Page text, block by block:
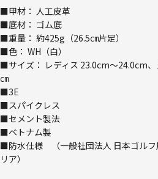
■甲材： 人工皮革
■底材： ゴム底
■重量： 約425g（26.5㎝片足）
■色： WH（白）
■サイズ： レディス 23.0cm～24.0cm
㎝
■3E
■スパイクレス
■セメント製法
■ベトナム製
■防水仕様 （一般社団法人 日本ゴルフ
リア）